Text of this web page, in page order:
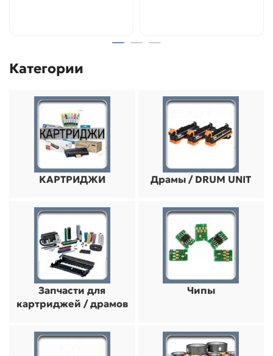
Категории
КАРТРИДЖИ Драмы / DRUM UNIT
Запчасти для
картриджей / драмов
Чипы